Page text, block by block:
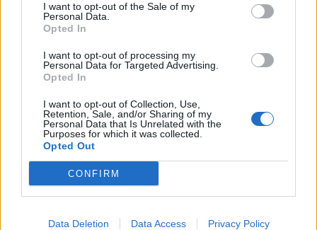
I want to opt-out of the Sale of my
Personal Data.
Opted In
I want to opt-out of processing my
Personal Data for Targeted Advertising.
Opted In
I want to opt-out of Collection, Use,
Retention, Sale, and/or Sharing of my
Personal Data that Is Unrelated with the
Purposes for which it was collected.
Opted Out
CONFIRM
Data Deletion Data Access Privacy Policy